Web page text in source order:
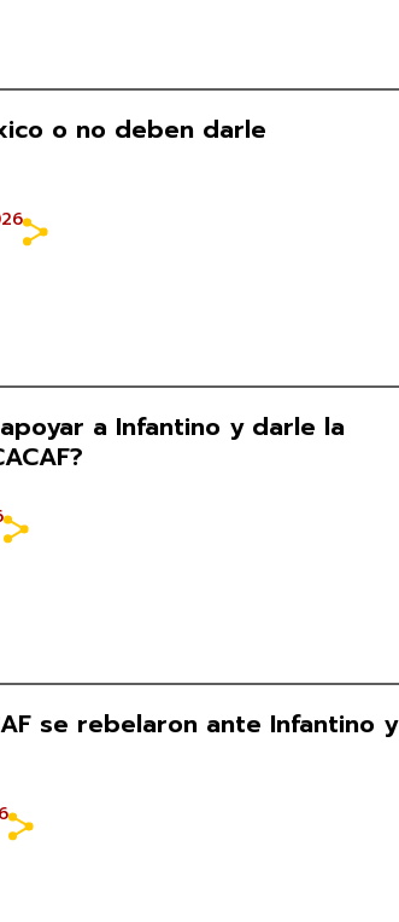
o no deben darle
a Infantino y darle la
se rebelaron ante Infantino y